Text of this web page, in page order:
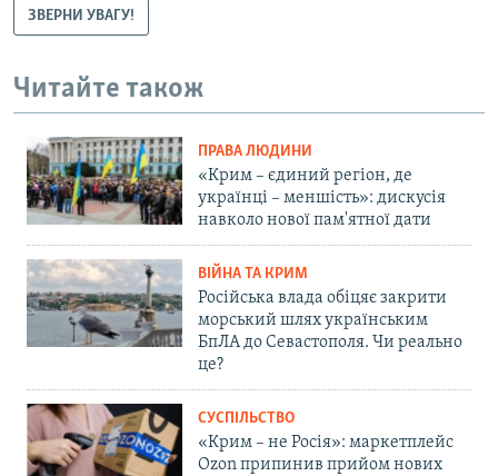
ЗВЕРНИ УВАГУ!
Читайте також
ПРАВА ЛЮДИНИ
«Крим – єдиний регіон, де
українці – меншість»: дискусія
навколо нової пам'ятної дати
ВІЙНА ТА КРИМ
Російська влада обіцяє закрити
морський шлях українським
БпЛА до Севастополя. Чи реально
це?
СУСПІЛЬСТВО
«Крим – не Росія»: маркетплейс
Ozon припинив прийом нових